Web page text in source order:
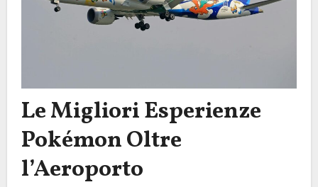
Le Migliori Esperienze
Pokémon Oltre
l’Aeroporto